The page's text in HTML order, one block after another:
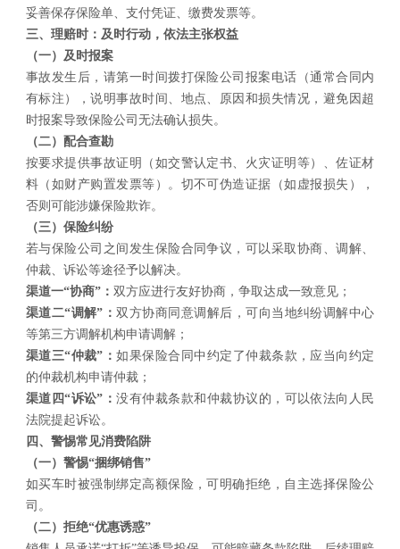
妥善保存保险单、支付凭证、缴费发票等。
三、 理赔时：及时行动，依法主张权益
（一） 及时报案
事故发生后，请第一时间拨打保险公司报案电话（通常合同内
有标注），说明事故时间、地点、原因和损失情况，避免因超
时报案导致保险公司无法确认损失。
（二） 配合查勘
按要求提供事故证明（如交警认定书、火灾证明等）、佐证材
料（如财产购置发票等）。切不可伪造证据（如虚报损失），
否则可能涉嫌保险欺诈。
（三） 保险纠纷
若与保险公司之间发生保险合同争议，可以采取协商、调解、
仲裁、诉讼等途径予以解决。
渠道一“协商”： 双方应进行友好协商，争取达成一致意见；
渠道二“调解”：双方协商同意调解后，可向当地纠纷调解中心
等第三方调解机构申请调解；
渠道三“仲裁”：如果保险合同中约定了仲裁条款，应当向约定
的仲裁机构申请仲裁；
渠道四“诉讼”：没有仲裁条款和仲裁协议的，可以依法向人民
法院提起诉讼。
四、 警惕常见消费陷阱
（一） 警惕“捆绑销售”
如买车时被强制绑定高额保险，可明确拒绝，自主选择保险公
司。
（二） 拒绝“优惠诱惑”